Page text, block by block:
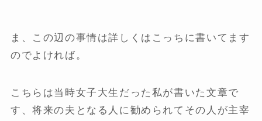
ま、この辺の事情は詳しくはこっちに書いてます
のでよければ。
こちらは当時女子大生だった私が書いた文章で
す、将来の夫となる人に勧められてその人が主宰